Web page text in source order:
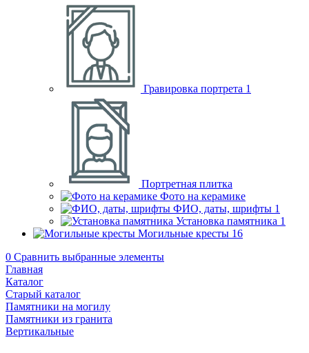
Гравировка портрета 1
Портретная плитка
Фото на керамике
ФИО, даты, шрифты 1
Установка памятника 1
Могильные кресты 16
0 Сравнить выбранные элементы
Главная
Каталог
Старый каталог
Памятники на могилу
Памятники из гранита
Вертикальные